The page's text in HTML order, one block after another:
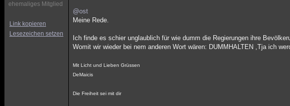
ehemaliges Mitglied
Link kopieren
Lesezeichen setzen
@ost
Meine Rede.
Ich finde es schier unglaublich für wie dumm die Regierungen ihre
Womit wir wieder bei nem anderen Wort wären: DUMMHALTEN ,Tja ich
Mit Licht und Lieben Grüssen
DeMaicis
Die Freiheit sei mit dir